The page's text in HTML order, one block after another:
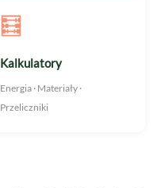
🧮
Kalkulatory
Energia · Materiały ·
Przeliczniki